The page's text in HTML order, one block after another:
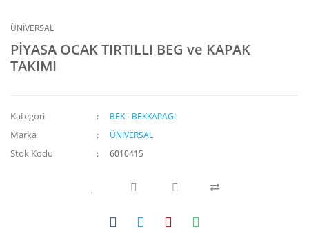
ÜNİVERSAL
PİYASA OCAK TIRTILLI BEG ve KAPAK
TAKIMI
Kategori BEK - BEKKAPAGI
Marka ÜNİVERSAL
Stok Kodu 6010415